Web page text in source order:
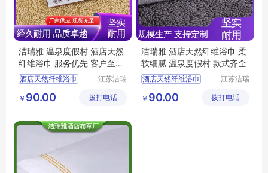
洁瑞雅 温泉度假村 酒店天然
纤维浴巾 服务优先 客户至上
吸水柔软
酒店天然纤维浴巾
民宿布草 宾馆浴巾
江苏洁瑞
有限公司
￥ 90.00 拨打电话
洁瑞雅 酒店天然纤维浴巾 柔
软细腻 温泉度假村 款式齐全
酒店天然纤维浴巾
客房布草 酒店浴巾
江苏洁瑞
有限公司
￥ 90.00 拨打电话